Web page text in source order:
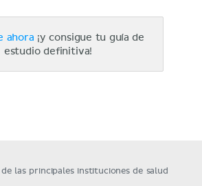
ahora ¡y consigue tu guía de
estudio definitiva!
las principales instituciones de salud